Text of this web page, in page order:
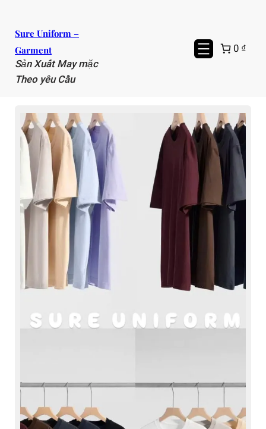
phần
dung
Sure Uniform –
Garment
Sản Xuất May mặc
Theo yêu Cầu
0 ₫